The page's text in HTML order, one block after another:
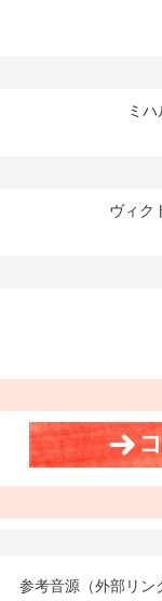
ミ
ヴィク
参考音源（外部リン